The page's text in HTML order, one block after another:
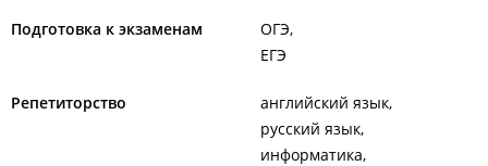
Подготовка к экзаменам
ОГЭ
ЕГЭ
Репетиторство
английский язык
русский язык
информатика